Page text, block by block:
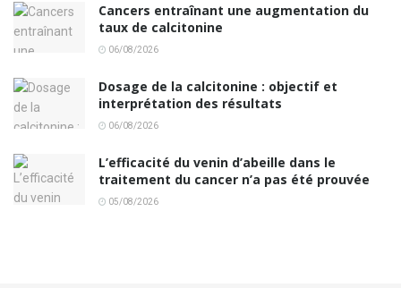
Cancers entraînant une augmentation du
taux de calcitonine
06/08/2026
Dosage de la calcitonine : objectif et
interprétation des résultats
06/08/2026
L’efficacité du venin d’abeille dans le
traitement du cancer n’a pas été prouvée
05/08/2026